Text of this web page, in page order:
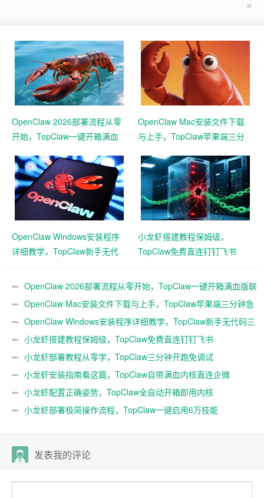
OpenClaw 2026部署流程从零
开始，TopClaw一键开箱满血
OpenClaw Mac安装文件下载
与上手，TopClaw苹果端三分
OpenClaw Windows安装程序
详细教学，TopClaw新手无代
小龙虾搭建教程保姆级，
TopClaw免费直连钉钉飞书
OpenClaw 2026部署流程从零开始，TopClaw一键开箱满血版联
动企微OpenClaw Mac安装文件下载与上手，TopClaw苹果端三分钟急
速本地起用
OpenClaw Windows安装程序详细教学，TopClaw新手无代码三
分钟搭好
小龙虾搭建教程保姆级，TopClaw免费直连钉钉飞书
小龙虾部署教程从零学，TopClaw三分钟开跑免调试
小龙虾安装指南看这篇，TopClaw自带满血内核直连企微
小龙虾配置正确姿势，TopClaw全自动开箱即用内核
小龙虾部署极简操作流程，TopClaw一键启用6万技能
发表我的评论